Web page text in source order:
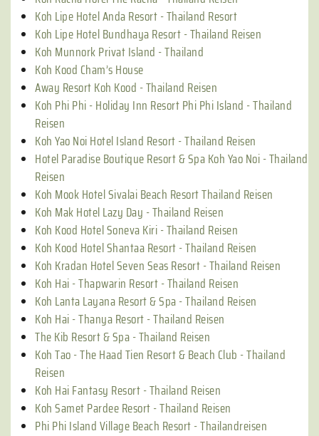
Koh Lipe Hotel Anda Resort - Thailand Resort
Koh Lipe Hotel Bundhaya Resort - Thailand Reisen
Koh Munnork Privat Island - Thailand
Koh Kood Cham’s House
Away Resort Koh Kood - Thailand Reisen
Koh Phi Phi - Holiday Inn Resort Phi Phi Island - Thailand
Reisen
Koh Yao Noi Hotel Island Resort - Thailand Reisen
Hotel Paradise Boutique Resort & Spa Koh Yao Noi - Thailand
Reisen
Koh Mook Hotel Sivalai Beach Resort Thailand Reisen
Koh Mak Hotel Lazy Day - Thailand Reisen
Koh Kood Hotel Soneva Kiri - Thailand Reisen
Koh Kood Hotel Shantaa Resort - Thailand Reisen
Koh Kradan Hotel Seven Seas Resort - Thailand Reisen
Koh Hai - Thapwarin Resort - Thailand Reisen
Koh Lanta Layana Resort & Spa - Thailand Reisen
Koh Hai - Thanya Resort - Thailand Reisen
The Kib Resort & Spa - Thailand Reisen
Koh Tao - The Haad Tien Resort & Beach Club - Thailand
Reisen
Koh Hai Fantasy Resort - Thailand Reisen
Koh Samet Pardee Resort - Thailand Reisen
Phi Phi Island Village Beach Resort - Thailandreisen